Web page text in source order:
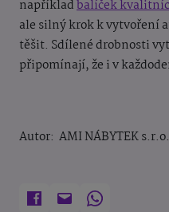
napříkladbalíček
ale silný krok k vytvoření
těšit. Sdílené drobnosti
připomínají, že i v
Autor: AMI NÁBYTEK s.r.o.